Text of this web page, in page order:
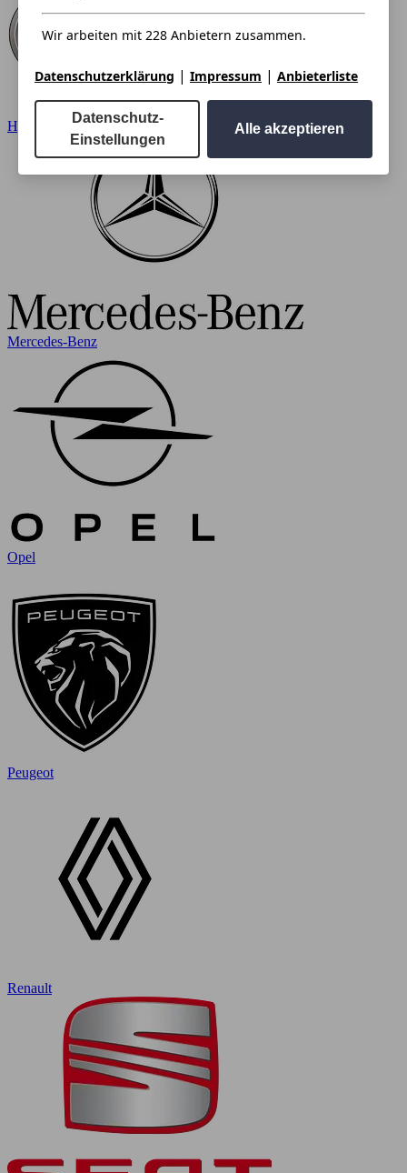
Hyundai
Mercedes-Benz
Opel
Peugeot
Renault
Wir arbeiten mit 228 Anbietern zusammen.
Datenschutzerklärung | Impressum | Anbieterliste
Datenschutz-
Einstellungen
Alle akzeptieren